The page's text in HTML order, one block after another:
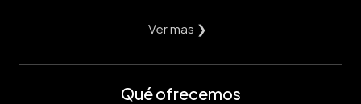
Ver mas ❯
Qué ofrecemos